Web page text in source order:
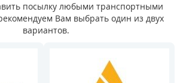
посылку любыми транспортными
Вам выбрать один из двух
вариантов.